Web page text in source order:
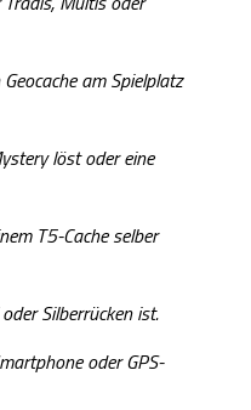
am Spielplatz
löst oder eine
T5-Cache selber
Silberrücken ist.
oder GPS-